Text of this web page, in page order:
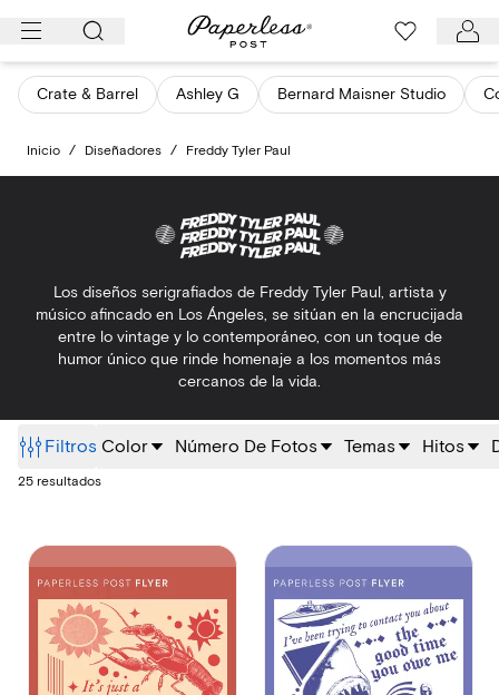
Ir
contenido
Crate & Barrel Ashley G Bernard Maisner Studio
Inicio / Diseñadores / Freddy Tyler Paul
Los diseños serigrafiados de Freddy Tyler Paul, artista y
músico afincado en Los Ángeles, se sitúan en la encrucijada
entre lo vintage y lo contemporáneo, con un toque de
humor único que rinde homenaje a los momentos más
cercanos de la vida.
Filtros Color Número De Fotos Temas Hitos
25 resultados